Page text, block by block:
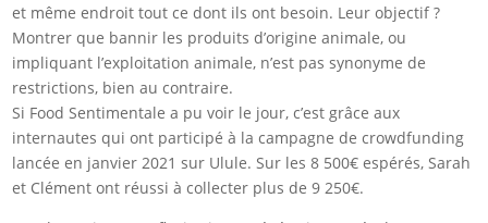
et même endroit tout ce dont ils ont besoin. Leur objectif ?
Montrer que bannir les produits d’origine animale, ou
impliquant l’exploitation animale, n’est pas synonyme de
restrictions, bien au contraire.
Si Food Sentimentale a pu voir le jour, c’est grâce aux
internautes qui ont participé à la campagne de crowdfunding
lancée en janvier 2021 sur Ulule. Sur les 8 500€ espérés, Sarah
et Clément ont réussi à collecter plus de 9 250€.